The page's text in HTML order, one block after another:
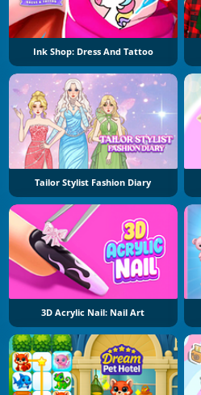
Ink Shop: Dress And Tattoo
Tailor Stylist Fashion Diary
3D Acrylic Nail: Nail Art